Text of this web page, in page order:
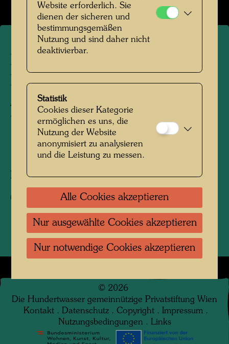
Feedback Bogen zu
Hundertwassers
Architekturvorschlägen in
"Wünsch dir was"
Fotograf:Unbekannt Unknown
Copyright: Hundertwasser Archiv
© 2026
Die Hundertwasser gemeinnützige Privatstiftung Wien
Kontakt . Datenschutz . Copyright . Impressum .
Nutzungsbedingungen . Links
Website erforderlich. Sie
dienen der sicheren und
bestimmungsgemäßen
Nutzung und sind daher nicht
deaktivierbar.
Statistik
Cookies dieser Kategorie
ermöglichen es uns, die
Nutzung der Website
anonymisiert zu analysieren
und die Leistung zu messen.
Alle Cookies akzeptieren
Nur ausgewählte Cookies akzeptieren
Nur notwendige Cookies akzeptieren